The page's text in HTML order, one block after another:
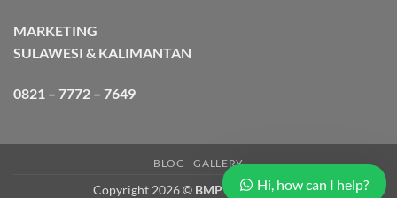
MARKETING
SULAWESI & KALIMANTAN
0821 – 7772 – 7649
BLOG GALLERY
Copyright 2026 © BMP Cargo ExpressHi, how can I help?